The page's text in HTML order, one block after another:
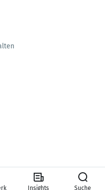
Insights Suche